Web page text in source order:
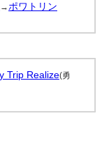
→ ポワトリン
Trip Realize(勇